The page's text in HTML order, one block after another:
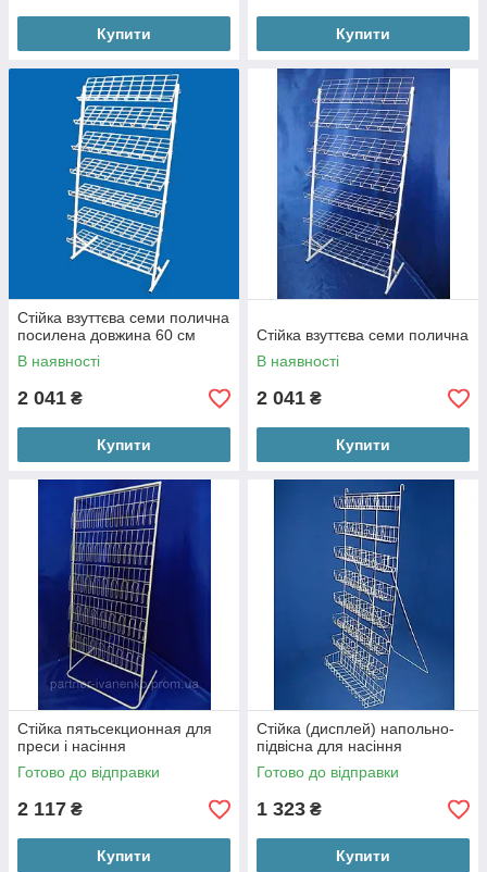
Купити Купити
Стійка взуттєва семи полична
посилена довжина 60 см
В наявності
2 041 ₴
Купити
Стійка взуттєва семи полична
В наявності
2 041 ₴
Купити
Стійка пятьсекционная для
преси і насіння
Готово до відправки
2 117 ₴
Купити
Стійка (дисплей) напольно-
підвісна для насіння
Готово до відправки
1 323 ₴
Купити